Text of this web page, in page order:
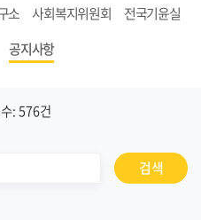
소 사회복지위원회
전국기윤실
공지사항
: 576건
검색